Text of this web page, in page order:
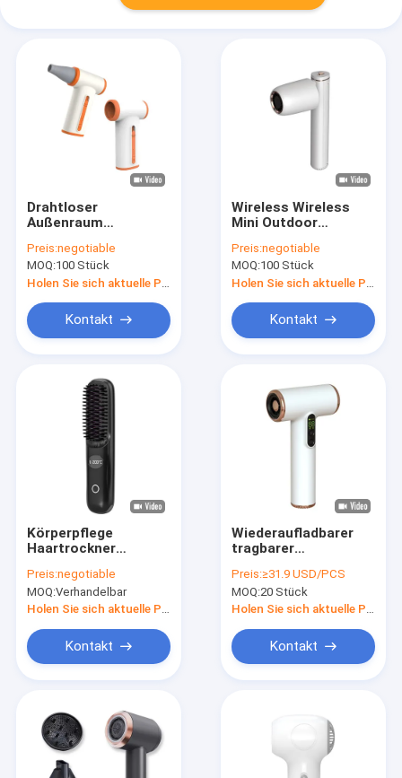
Produkte
Über uns
Drahtloser
Außenraum
TYPE-C-Fast-
Charging
Haartrockner
Gewalttätiger
Ventilator für dickes
Haar
Preis:negotiable
MOQ:100 Stück
Kontakt
Wireless Wireless
Mini Outdoor
Mehrfach-
Haartrockner
Hersteller in China
Preis:negotiable
MOQ:100 Stück
Kontakt
Körperpflege
Haartrockner
Heißluft Kamm
Wärme USB
drahtlose
Haarstrahler Bürste
Preis:negotiable
MOQ:Verhandelbar
Holen Sie sich aktuelle Preis
Kontakt
Wiederaufladbarer
tragbarer
2,5 Stunden Ladezeit
und 11,1 V 10 A
Spannung
Preis:≥31.9 USD/PCS
MOQ:20 Stück
Holen Sie sich aktuelle Preis
Kontakt